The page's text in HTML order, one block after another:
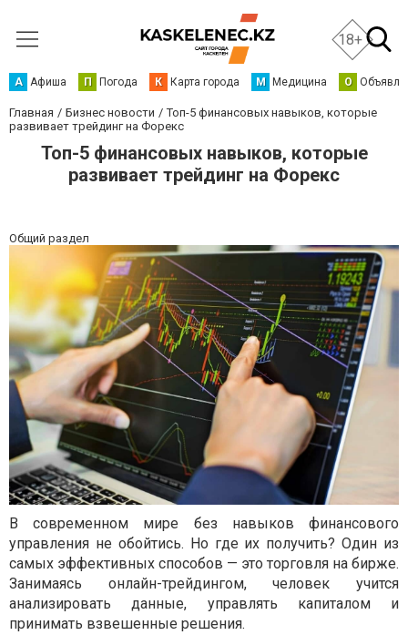
18+
А Афиша П Погода К Карта города М Медицина О
Главная Бизнес новости
Топ-5 финансовых навыков, которые
развивает трейдинг на Форекс
Топ-5 финансовых навыков, которые
развивает трейдинг на Форекс
Общий раздел
В современном мире без навыков финансового
управления не обойтись. Но где их получить? Один из
самых эффективных способов — это торговля на бирже.
Занимаясь онлайн-трейдингом, человек учится
анализировать данные, управлять капиталом и
принимать взвешенные решения.